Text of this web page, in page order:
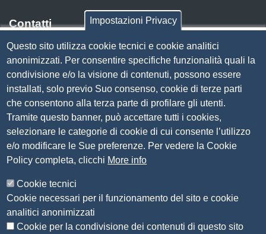
Contatti
Via Luigi Einaudi, 23, 25121 Brescia BS
Tel. 030 37251
PECcamera.brescia@bs.legalmail.camcom.it
P.IVA 00859790172
C.F. 80013870177
Contatti
Amministrazione Trasparente
Organizzazione
Bandi di concorso
Bandi di gara e contratti
Provvedimenti
Impostazioni Privacy
Questo sito utilizza cookie tecnici e cookie analitici
anonimizzati. Per consentire specifiche funzionalità quali la
condivisione e/o la visione di contenuti, possono essere
installati, solo previo Suo consenso, cookie di terze parti
che consentono alla terza parte di profilare gli utenti.
Tramite questo banner, può accettare tutti i cookies,
selezionare le categorie di cookie di cui consente l’utilizzo
e/o modificare le Sue preferenze. Per vedere la Cookie
Policy completa, clicchi More info
Cookie tecnici
Cookie necessari per il funzionamento del sito e cookie
analitici anonimizzati
Cookie per la condivisione dei contenuti di questo sito